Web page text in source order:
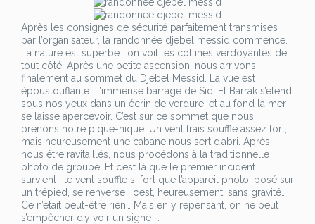
Après les consignes de sécurité parfaitement transmises
par l’organisateur, la randonnée djebel messid commence.
La nature est superbe : on voit les collines verdoyantes de
tout côté. Après une petite ascension, nous arrivons
finalement au sommet du Djebel Messid. La vue est
époustouflante : l’immense barrage de Sidi El Barrak s’étend
sous nos yeux dans un écrin de verdure, et au fond la mer
se laisse apercevoir. C’est sur ce sommet que nous
prenons notre pique-nique. Un vent frais souffle assez fort,
mais heureusement une cabane nous sert d’abri. Après
nous être ravitaillés, nous procédons à la traditionnelle
photo de groupe. Et c’est là que le premier incident
survient : le vent souffle si fort que l’appareil photo, posé sur
un trépied, se renverse : c’est, heureusement, sans gravité…
Ce n’était peut-être rien… Mais en y repensant, on ne peut
s’empêcher d’y voir un signe !…